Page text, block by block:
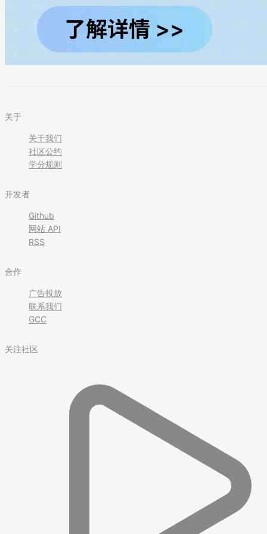
关于
关于我们
社区公约
学分规则
开发者
Github
网站 API
RSS
合作
广告投放
联系我们
GCC
关注社区